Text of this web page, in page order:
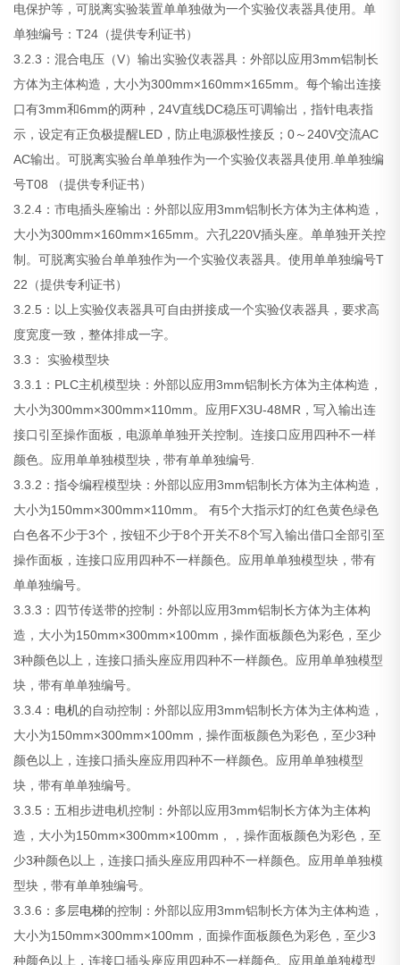
电保护等，可脱离实验装置单单独做为一个实验仪表器具使用。单
单独编号：T24（提供专利证书）
3.2.3：混合电压（V）输出实验仪表器具：外部以应用3mm铝制长
方体为主体构造，大小为300mm×160mm×165mm。每个输出连接
口有3mm和6mm的两种，24V直线DC稳压可调输出，指针电表指
示，设定有正负极提醒LED，防止电源极性接反；0～240V交流AC
AC输出。可脱离实验台单单独作为一个实验仪表器具使用.单单独编
号T08 （提供专利证书）
3.2.4：市电插头座输出：外部以应用3mm铝制长方体为主体构造，
大小为300mm×160mm×165mm。六孔220V插头座。单单独开关控
制。可脱离实验台单单独作为一个实验仪表器具。使用单单独编号T
22（提供专利证书）
3.2.5：以上实验仪表器具可自由拼接成一个实验仪表器具，要求高
度宽度一致，整体排成一字。
3.3： 实验模型块
3.3.1：PLC主机模型块：外部以应用3mm铝制长方体为主体构造，
大小为300mm×300mm×110mm。应用FX3U-48MR，写入输出连
接口引至操作面板，电源单单独开关控制。连接口应用四种不一样
颜色。应用单单独模型块，带有单单独编号.
3.3.2：指令编程模型块：外部以应用3mm铝制长方体为主体构造，
大小为150mm×300mm×110mm。 有5个大指示灯的红色黄色绿色
白色各不少于3个，按钮不少于8个开关不8个写入输出借口全部引至
操作面板，连接口应用四种不一样颜色。应用单单独模型块，带有
单单独编号。
3.3.3：四节传送带的控制：外部以应用3mm铝制长方体为主体构
造，大小为150mm×300mm×100mm，操作面板颜色为彩色，至少
3种颜色以上，连接口插头座应用四种不一样颜色。应用单单独模型
块，带有单单独编号。
3.3.4： 电机的自动控制：外部以应用3mm铝制长方体为主体构造，
大小为150mm×300mm×100mm，操作面板颜色为彩色，至少3种
颜色以上，连接口插头座应用四种不一样颜色。应用单单独模型
块，带有单单独编号。
3.3.5：五相步进电机控制：外部以应用3mm铝制长方体为主体构
造，大小为150mm×300mm×100mm，，操作面板颜色为彩色，至
少3种颜色以上，连接口插头座应用四种不一样颜色。应用单单独模
型块，带有单单独编号。
3.3.6：多层电梯的控制：外部以应用3mm铝制长方体为主体构造，
大小为150mm×300mm×100mm，面操作面板颜色为彩色，至少3
种颜色以上，连接口插头座应用四种不一样颜色。应用单单独模型